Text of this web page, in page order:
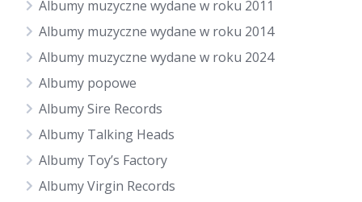
Albumy muzyczne wydane w roku 2011
Albumy muzyczne wydane w roku 2014
Albumy muzyczne wydane w roku 2024
Albumy popowe
Albumy Sire Records
Albumy Talking Heads
Albumy Toy’s Factory
Albumy Virgin Records